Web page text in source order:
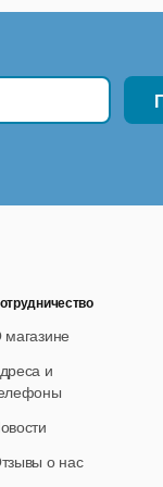
дням с 10 до
и
о нас